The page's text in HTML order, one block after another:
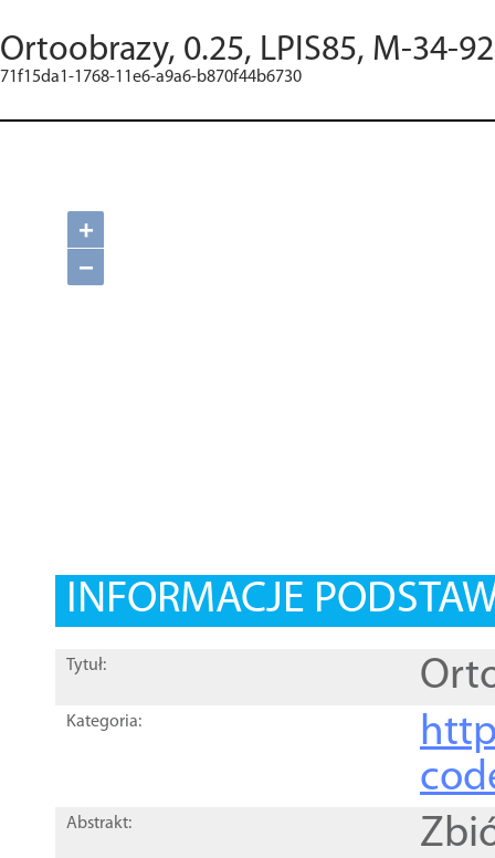
Ortoobrazy, 0.25, LPIS85, M-34-
71f15da1-1768-11e6-a9a6-b870f44b6730
+
−
INFORMACJE
Tytuł:
Kategoria:
Abstrakt: